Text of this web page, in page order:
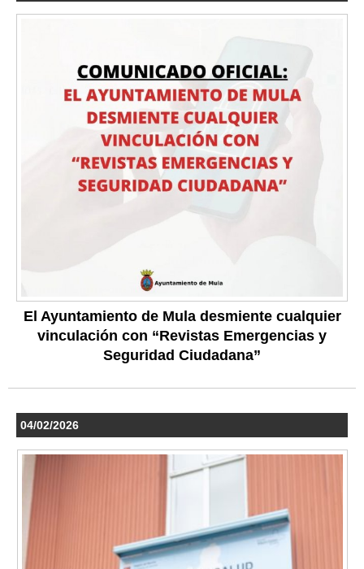
El Ayuntamiento de Mula desmiente cualquier
vinculación con “Revistas Emergencias y
Seguridad Ciudadana”
04/02/2026